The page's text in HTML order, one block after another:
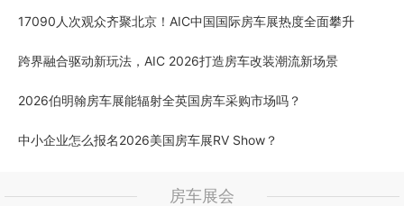
17090人次观众齐聚北京！AIC中国国际房车展热度全面攀升
跨界融合驱动新玩法，AIC 2026打造房车改装潮流新场景
2026伯明翰房车展能辐射全英国房车采购市场吗？
中小企业怎么报名2026美国房车展RV Show？
房车展会